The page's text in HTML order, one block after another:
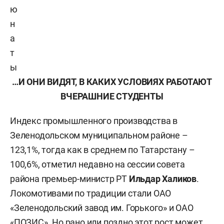
ю
н
а
т
ы
…И ОНИ ВИДЯТ, В КАКИХ УСЛОВИЯХ РАБОТАЮТ
ВЧЕРАШНИЕ СТУДЕНТЫ
Индекс промышленного производства в
Зеленодольском муниципальном районе –
123,1%, тогда как в среднем по Татарстану –
100,6%, отметил недавно на сессии совета
района премьер-министр РТ Ильдар Халиков.
Локомотивами по традиции стали ОАО
«Зеленодольский завод им. Горького» и ОАО